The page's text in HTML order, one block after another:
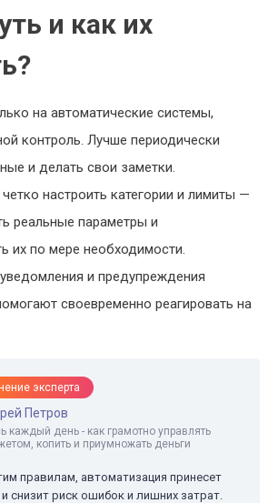
и как их
на автоматические системы,
контроль. Лучше периодически
и делать свои заметки.
настроить категории и лимиты —
реальные параметры и
их по мере необходимости.
и предупреждения
своевременно реагировать на
эксперта
Петров
каждый день - как грамотно управлять
копить и приумножать деньги
правилам, автоматизация принесет
снизит риск ошибок и лишних затрат.